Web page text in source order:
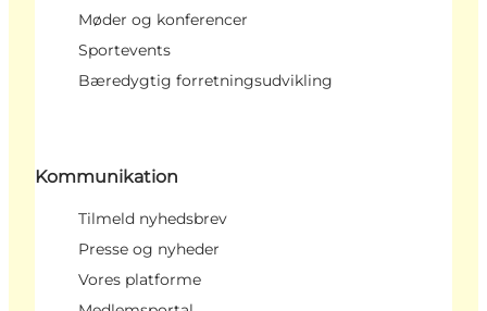
Møder og konferencer
Sportevents
Bæredygtig forretningsudvikling
Kommunikation
Tilmeld nyhedsbrev
Presse og nyheder
Vores platforme